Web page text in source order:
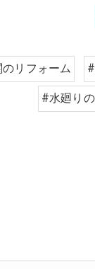
リフォーム
#水廻り